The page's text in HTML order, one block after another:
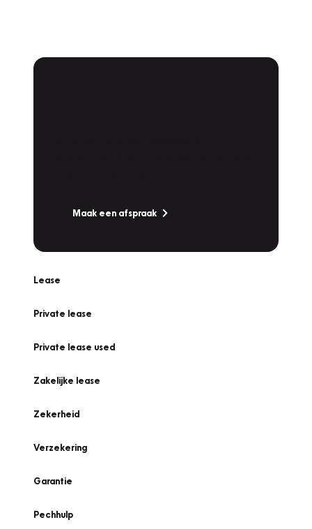
Maak een afspraak
Lease
Private lease
Private lease used
Zakelijke lease
Zekerheid
Verzekering
Garantie
Pechhulp